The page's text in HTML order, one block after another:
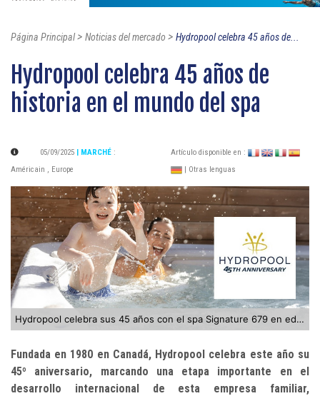
Página Principal> Noticias del mercado > Hydropool celebra 45 años de...
Hydropool celebra 45 años de
historia en el mundo del spa
05/09/2025 | MARCHÉ :
Américain , Europe
Artículo disponible en :
| Otras lenguas
Hydropool celebra sus 45 años con el spa Signature 679 en edición limitada aniversario
Fundada en 1980 en Canadá, Hydropool celebra este año su
45º aniversario, marcando una etapa importante en el
desarrollo internacional de esta empresa familiar,